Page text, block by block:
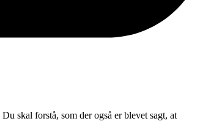
skal forstå, som der også er blevet sagt, at